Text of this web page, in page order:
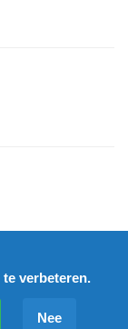
verbeteren.
Nee